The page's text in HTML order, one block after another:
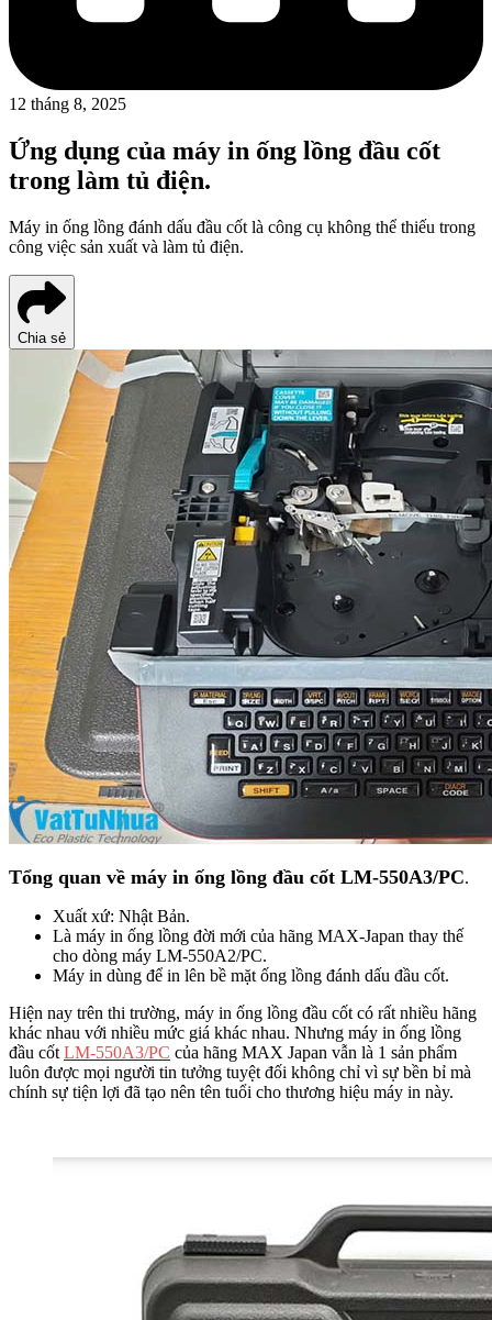
12 tháng 8, 2025
Ứng dụng của máy in ống lồng đầu cốt
trong làm tủ điện.
Máy in ống lồng đánh dấu đầu cốt là công cụ không thể thiếu trong
công việc sản xuất và làm tủ điện.
Chia sẻ
Tổng quan về máy in ống lồng đầu cốt LM-550A3/PC.
Xuất xứ: Nhật Bản.
Là máy in ống lồng đời mới của hãng MAX-Japan thay thế
cho dòng máy LM-550A2/PC.
Máy in dùng để in lên bề mặt ống lồng đánh dấu đầu cốt.
Hiện nay trên thi trường, máy in ống lồng đầu cốt có rất nhiều hãng
khác nhau với nhiều mức giá khác nhau. Nhưng máy in ống lồng
đầu cốt LM-550A3/PC của hãng MAX Japan vẫn là 1 sản phẩm
luôn được mọi người tin tưởng tuyệt đối không chỉ vì sự bền bỉ mà
chính sự tiện lợi đã tạo nên tên tuổi cho thương hiệu máy in này.